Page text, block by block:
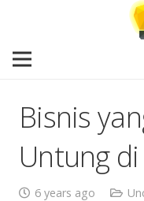
Bisnis
Untung
6 years ago